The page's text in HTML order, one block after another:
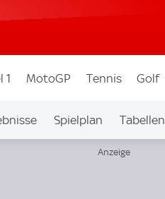
1 MotoGP Tennis Golf
Spielplan Tabellen